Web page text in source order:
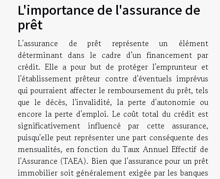
L'importance de l'assurance de
prêt
L'assurance de prêt représente un élément
déterminant dans le cadre d’un financement par
crédit. Elle a pour but de protéger l'emprunteur et
l'établissement prêteur contre d'éventuels imprévus
qui pourraient affecter le remboursement du prêt, tels
que le décès, l'invalidité, la perte d'autonomie ou
encore la perte d'emploi. Le coût total du crédit est
significativement influencé par cette assurance,
puisqu'elle peut représenter une part conséquente des
mensualités, en fonction du Taux Annuel Effectif de
l'Assurance (TAEA). Bien que l'assurance pour un prêt
immobilier soit généralement exigée par les banques